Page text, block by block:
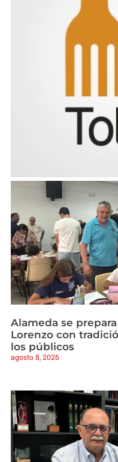
Alameda se
Lorenzo con
los públicos
agosto 8, 2026